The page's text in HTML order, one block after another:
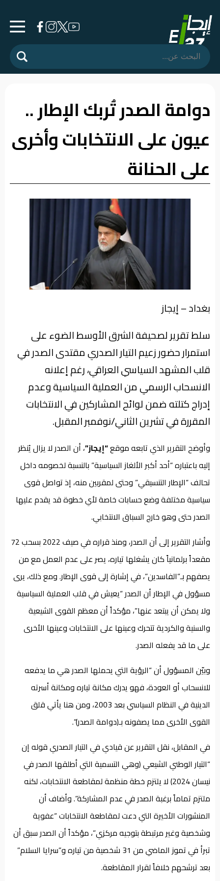
الرئيسية
المشهد
فرشة
وموقف
الفيديوهات
دوامة الصدر تُربك الإطار ..
عيون على الانتخابات وأخرى
على الحنانة
بغداد – إيجاز
سلط تقرير لصحيفة الشرق الأوسط الضوء على
استمرار حضور زعيم التيار الصدري مقتدى الصدر في
قلب المشهد السياسي العراقي، رغم إعلانه
الانسحاب الرسمي من العملية السياسية وعدم
إدراج كتلته ضمن لوائح المشاركين في الانتخابات
المقررة في تشرين الثاني/نوفمبر المقبل.
وأوضح التقرير الذي تابعه موقع“إيجاز”، أن الصدر لا يزال يُنظر
إليه باعتباره “أحد أكبر الألغاز السياسية” بالنسبة لخصومه داخل
تحالف “الإطار التنسيقي” وحتى لمقربين منه، إذ تواصل قوى
سياسية مختلفة وضع حسابات خاصة لأي خطوة قد يقدم عليها
الصدر حتى وهو خارج السباق الانتخابي.
وأشار التقرير إلى أن الصدر، ومنذ قراره في صيف 2022 بسحب 72
مقعداً برلمانياً كان يشغلها تياره، يصر على عدم العمل مع من
يصفهم بـ”الفاسدين”، في إشارة إلى قوى الإطار. ومع ذلك، يرى
مسؤول في الإطار أن الصدر “يعيش في قلب العملية السياسية
ولا يمكن أن يبتعد عنها”، مؤكداً أن معظم القوى الشيعية
والسنية والكردية تتحرك وعينها على الانتخابات وعينها الأخرى
على ما قد يفعله الصدر.
وبيّن المسؤول أن “الرؤية التي يحملها الصدر هي ما يدفعه
للانسحاب أو العودة، فهو يدرك مكانة تياره ومكانة أسرته
الدينية في النظام السياسي بعد 2003، ومن هنا يأتي قلق
القوى الأخرى مما يصفونه بـ(دوامة الصدر)”.
في المقابل، نقل التقرير عن قيادي في التيار الصدري قوله إن
“التيار الوطني الشيعي (وهي التسمية التي أطلقها الصدر في
نيسان 2024) لا يلتزم خطة منظمة لمقاطعة الانتخابات، لكنه
ملتزم تماماً برغبة الصدر في عدم المشاركة”. وأضاف أن
المنشورات الأخيرة التي دعت لمقاطعة الانتخابات “عفوية
وشخصية وغير مرتبطة بتوجيه مركزي”، مؤكداً أن الصدر سبق أن
تبرأ في تموز الماضي من 31 شخصية من تياره و”سرايا السلام”
بعد ترشحهم خلافاً لقرار المقاطعة.